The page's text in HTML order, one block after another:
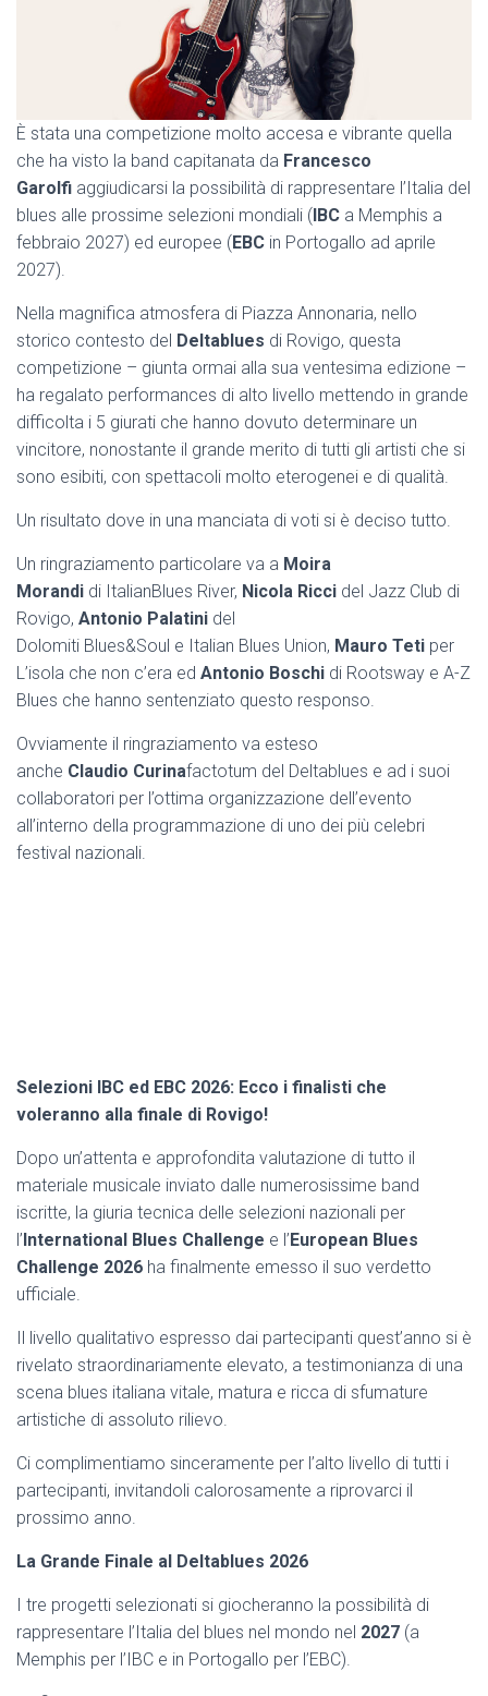
È stata una competizione molto accesa e vibrante quella
che ha visto la band capitanata da Francesco
Garolfi aggiudicarsi la possibilità di rappresentare l’Italia del
blues alle prossime selezioni mondiali ( IBC a Memphis a
febbraio 2027) ed europee ( EBC in Portogallo ad aprile
2027).
Nella magnifica atmosfera di Piazza Annonaria, nello
storico contesto del Deltablues di Rovigo, questa
competizione – giunta ormai alla sua ventesima edizione –
ha regalato performances di alto livello mettendo in grande
difficolta i 5 giurati che hanno dovuto determinare un
vincitore, nonostante il grande merito di tutti gli artisti che si
sono esibiti, con spettacoli molto eterogenei e di qualità.
Un risultato dove in una manciata di voti si è deciso tutto.
Un ringraziamento particolare va a Moira
Morandi di ItalianBlues River, Nicola Ricci del Jazz Club di
Rovigo, Antonio Palatini del
Dolomiti Blues&Soul e Italian Blues Union, Mauro Teti per
L’isola che non c’era ed Antonio Boschi di Rootsway e A-Z
Blues che hanno sentenziato questo responso.
Ovviamente il ringraziamento va esteso
anche Claudio Curinafactotum del Deltablues e ad i suoi
collaboratori per l’ottima organizzazione dell’evento
all’interno della programmazione di uno dei più celebri
festival nazionali.
Selezioni IBC ed EBC 2026: Ecco i finalisti che
voleranno alla finale di Rovigo!
Dopo un’attenta e approfondita valutazione di tutto il
materiale musicale inviato dalle numerosissime band
iscritte, la giuria tecnica delle selezioni nazionali per
l’ International Blues Challenge e l’ European Blues
Challenge 2026 ha finalmente emesso il suo verdetto
ufficiale.
Il livello qualitativo espresso dai partecipanti quest’anno si è
rivelato straordinariamente elevato, a testimonianza di una
scena blues italiana vitale, matura e ricca di sfumature
artistiche di assoluto rilievo.
Ci complimentiamo sinceramente per l’alto livello di tutti i
partecipanti, invitandoli calorosamente a riprovarci il
prossimo anno.
La Grande Finale al Deltablues 2026
I tre progetti selezionati si giocheranno la possibilità di
rappresentare l’Italia del blues nel mondo nel 2027 (a
Memphis per l’IBC e in Portogallo per l’EBC).